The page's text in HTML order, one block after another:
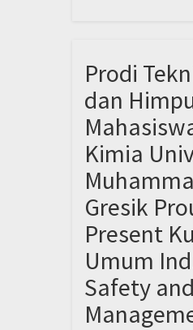
Prodi
dan
Kimia
Gresik
Present
Umum
Safety